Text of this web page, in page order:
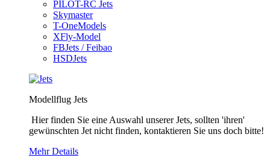
PILOT-RC Jets
Skymaster
T-OneModels
XFly-Model
FBJets / Feibao
HSDJets
Modellflug Jets
Hier finden Sie eine Auswahl unserer Jets, sollten 'ihren'
gewünschten Jet nicht finden, kontaktieren Sie uns doch bitte!
Mehr Details